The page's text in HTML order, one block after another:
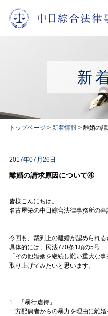
新
トップページ > 新着情報 > 離婚の
2017年07月26日
離婚の請求原因について④
皆様こんにちは。
名古屋栄の中日綜合法律事務所の弁
今回も、裁判上の離婚が認められる
具体的には、民法770条1項の5号
「その他婚姻を継続し難い重大な
取り上げてみたいと思います。
1 「暴行虐待」
一方配偶者からの暴力を理由に離婚